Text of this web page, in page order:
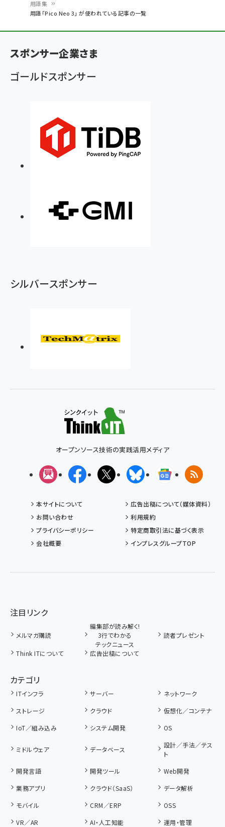
ン
く
ず
用語集
用語「Pico Neo 3」 が使われている記事の一覧
スポンサー企業さま
ゴールドスポンサー
シルバースポンサー
オープンソース技術の実践活用メディア
メルマガFacebookX(エックス)BlueskyGoogleニュ
RSS
本サイトについて
広告出稿について（媒体資料）
お問い合わせ
利用規約
プライバシーポリシー
特定商取引法に基づく表示
会社概要
インプレスグループTOP
注目リンク
メルマガ購読
編集部が読み解く!
3行でわかる
テックニュース
読者プレゼント
Think ITについて 広告出稿について
カテゴリ
ITインフラ サーバー
ネットワーク
ストレージ
クラウド
仮想化／コンテナ
IoT／組み込み
システム開発 OS
ミドルウェア データベース
設計／手法／テス
ト
開発言語
開発ツール
Web開発
業務アプリ
クラウド（SaaS）
データ解析
モバイル
CRM／ERP
OSS
VR／AR
AI・人工知能
運用・管理